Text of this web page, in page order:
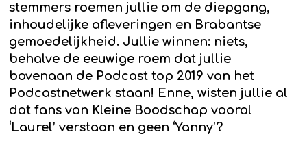
stemmers roemen jullie om de diepgang,
inhoudelijke afleveringen en Brabantse
gemoedelijkheid. Jullie winnen: niets,
behalve de eeuwige roem dat jullie
bovenaan de Podcast top 2019 van het
Podcastnetwerk staan! Enne, wisten jullie al
dat fans van Kleine Boodschap vooral
‘Laurel’ verstaan en geen ‘Yanny’?